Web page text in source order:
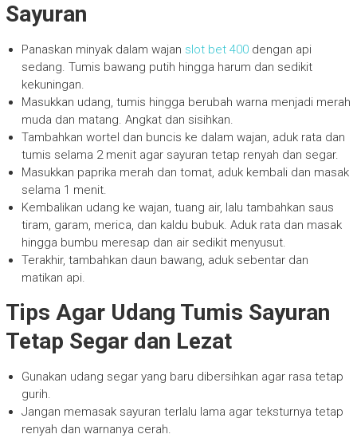
Sayuran
Panaskan minyak dalam wajan slot bet 400dengan api
sedang. Tumis bawang putih hingga harum dan sedikit
kekuningan.
Masukkan udang, tumis hingga berubah warna menjadi merah
muda dan matang. Angkat dan sisihkan.
Tambahkan wortel dan buncis ke dalam wajan, aduk rata dan
tumis selama 2 menit agar sayuran tetap renyah dan segar.
Masukkan paprika merah dan tomat, aduk kembali dan masak
selama 1 menit.
Kembalikan udang ke wajan, tuang air, lalu tambahkan saus
tiram, garam, merica, dan kaldu bubuk. Aduk rata dan masak
hingga bumbu meresap dan air sedikit menyusut.
Terakhir, tambahkan daun bawang, aduk sebentar dan
matikan api.
Tips Agar Udang Tumis Sayuran
Tetap Segar dan Lezat
Gunakan udang segar yang baru dibersihkan agar rasa tetap
gurih.
Jangan memasak sayuran terlalu lama agar teksturnya tetap
renyah dan warnanya cerah.